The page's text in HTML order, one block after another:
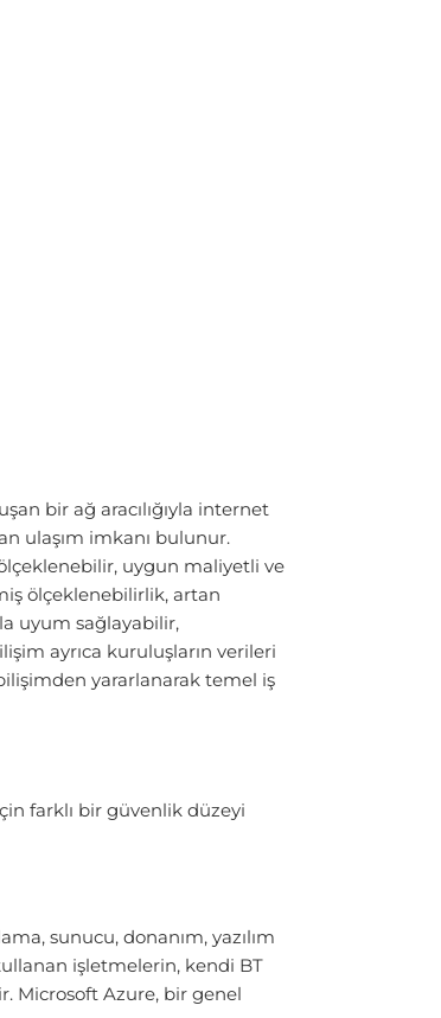
bir ağ aracılığıyla internet
ulaşım imkanı bulunur.
uygun maliyetli ve
ölçeklenebilirlik, artan
uyum sağlayabilir,
ayrıca kuruluşların verileri
yararlanarak temel iş
farklı bir güvenlik düzeyi
sunucu, donanım, yazılım
işletmelerin, kendi BT
Microsoft Azure, bir genel